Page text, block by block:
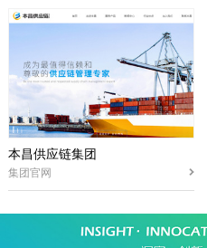
本昌供应链集团
集团官网